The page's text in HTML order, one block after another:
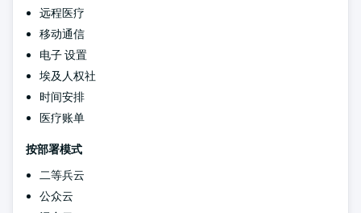
远程医疗
移动通信
电子 设置
埃及人权社
时间安排
医疗账单
按部署模式
二等兵云
公众云